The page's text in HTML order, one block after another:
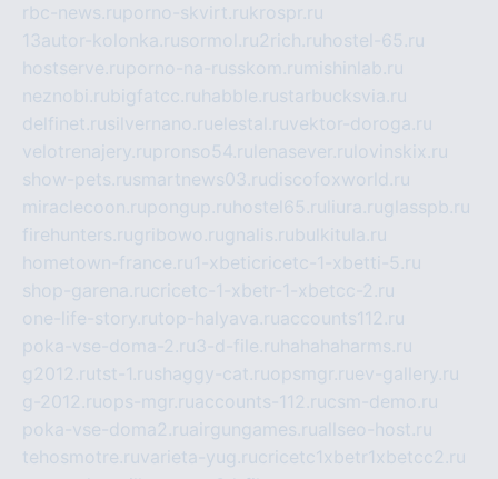
rbc-news.ruporno-skvirt.rukrospr.ru
13autor-kolonka.rusormol.ru2rich.ru hostel-65.ru
hostserve.ruporno-na-russkom.ru mishinlab.ru
neznobi.rubigfatcc.ru habble.rustarbucksvia.ru
delfinet.rusilvernano.ruelestal.ruvektor-doroga.ru
velotrenajery.rupronso54.ru lenasever.ru lovinskix.ru
show-pets.rusmartnews03.rudiscofoxworld.ru
miraclecoon.rupongup.ru hostel65.ru liura.ruglasspb.ru
firehunters.rugribowo.rugnalis.rubulkitula.ru
hometown-france.ru1-xbeticricetc-1-xbetti-5.ru
shop-garena.rucricetc-1-xbetr-1-xbetcc-2.ru
one-life-story.rutop-halyava.ruaccounts112.ru
poka-vse-doma-2.ru3-d-file.ru hahahaharms.ru
g2012.rutst-1.rushaggy-cat.ruopsmgr.ruev-gallery.ru
g-2012.ruops-mgr.ruaccounts-112.rucsm-demo.ru
poka-vse-doma2.ruairgungames.ruallseo-host.ru
tehosmotre.ruvarieta-yug.rucricetc1xbetr1xbetcc2.ru